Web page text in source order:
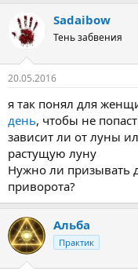
Sadaibow
Тень забвения
20.05.2016
я так понял для
день, чтобы не
зависит ли от луны
растущую луну
Нужно ли призывать
приворота?
Альба
Практик